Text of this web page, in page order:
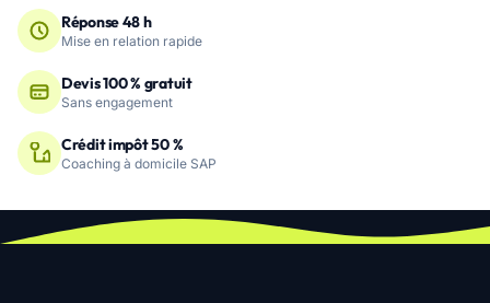
Réponse 48 h
Mise en relation rapide
Devis 100 % gratuit
Sans engagement
Crédit impôt 50 %
Coaching à domicile SAP